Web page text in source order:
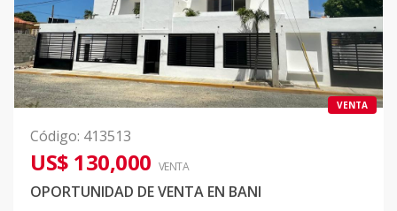
VENTA
Código: 413513
US$ 130,000 VENTA
OPORTUNIDAD DE VENTA EN BANI